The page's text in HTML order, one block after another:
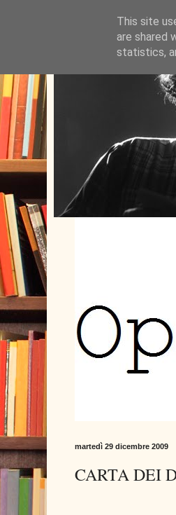
martedì 29 dicembre 2009
CARTA DEI
This site
are shared
statistics,